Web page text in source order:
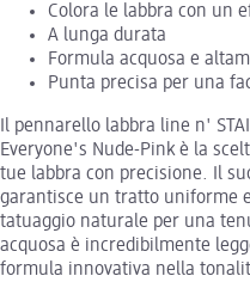
Colora le labbra con un
A lunga durata
Formula acquosa e
Punta precisa per una
Il pennarello labbra line n'
Everyone's Nude-Pink è la
tue labbra con precisione. Il
garantisce un tratto uniforme
tatuaggio naturale per una
acquosa è incredibilmente
formula innovativa nella